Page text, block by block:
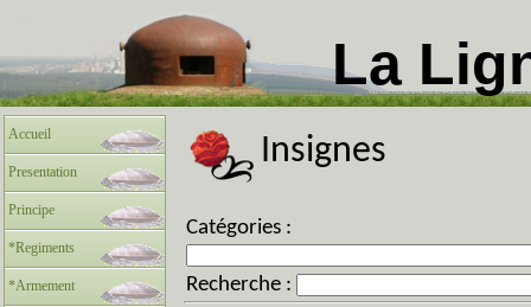
La
Accueil
Presentation
Principe
*Regiments
*Armement
Insignes
Catégories :
Recherche :